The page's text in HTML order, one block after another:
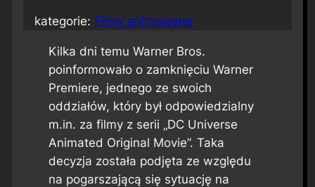
kategorie: Filmy animowane
Kilka dni temu Warner Bros.
poinformowało o zamknięciu Warner
Premiere, jednego ze swoich
oddziałów, który był odpowiedzialny
m.in. za filmy z serii „DC Universe
Animated Original Movie”. Taka
decyzja została podjęta ze względu
na pogarszającą się sytuację na